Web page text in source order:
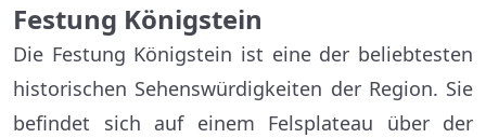
Festung Königstein
Die Festung Königstein ist eine der beliebtesten
historischen Sehenswürdigkeiten der Region. Sie
befindet sich auf einem Felsplateau über der